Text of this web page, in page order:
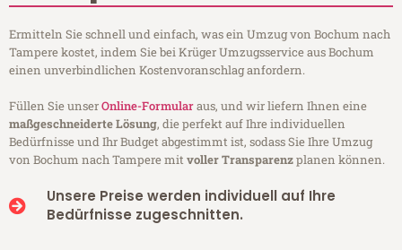
Ermitteln Sie schnell und einfach, was ein Umzug von Bochum nach
Tampere kostet, indem Sie bei Krüger Umzugsservice aus Bochum
einen unverbindlichen Kostenvoranschlag anfordern.
Füllen Sie unserOnline-Formularaus, und wir liefern Ihnen eine
maßgeschneiderte Lösung, die perfekt auf Ihre individuellen
Bedürfnisse und Ihr Budget abgestimmt ist, sodass Sie Ihre Umzug
von Bochum nach Tampere mitvoller Transparenzplanen können.
Unsere Preise werden individuell auf Ihre
Bedürfnisse zugeschnitten.